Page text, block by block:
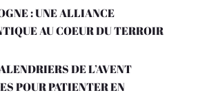
: UNE ALLIANCE
AU COEUR DU TERROIR
DE L’AVENT
POUR PATIENTER EN